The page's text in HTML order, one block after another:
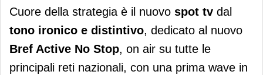
Cuore della strategia è il nuovo spot tv dal
tono ironico e distintivo, dedicato al nuovo
Bref Active No Stop, on air su tutte le
principali reti nazionali, con una prima wave in